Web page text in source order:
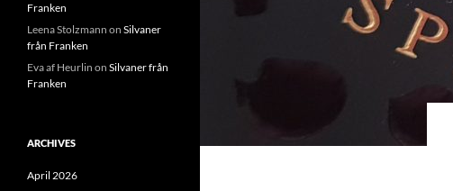
Franken
Leena Stolzmann on Silvaner
från Franken
Eva af Heurlin on Silvaner från
Franken
ARCHIVES
April 2026